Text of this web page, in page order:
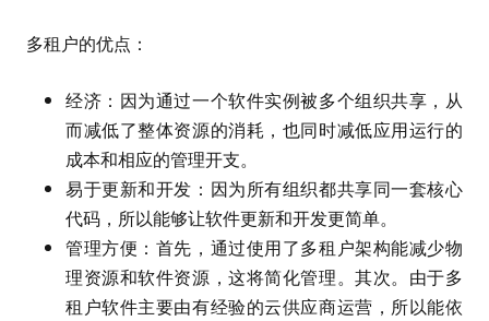
多租户的优点：
经济：因为通过一个软件实例被多个组织共享，从
而减低了整体资源的消耗，也同时减低应用运行的
成本和相应的管理开支。
易于更新和开发：因为所有组织都共享同一套核心
代码，所以能够让软件更新和开发更简单。
管理方便：首先，通过使用了多租户架构能减少物
理资源和软件资源，这将简化管理。其次。由于多
租户软件主要由有经验的云供应商运营，所以能依